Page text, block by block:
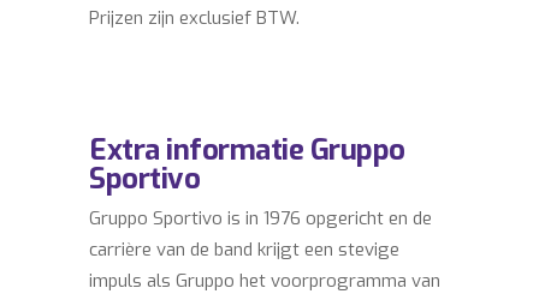
Prijzen zijn exclusief BTW.
Extra informatie Gruppo
Sportivo
Gruppo Sportivo is in 1976 opgericht en de
carrière van de band krijgt een stevige
impuls als Gruppo het voorprogramma van